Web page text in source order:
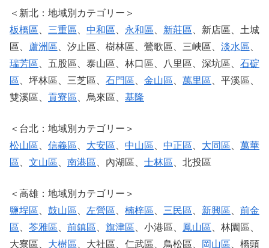
＜新北：地域別カテゴリー＞
板橋區、 三重區、 中和區、 永和區、 新莊區、新店區、土城
區、 蘆洲區、汐止區、樹林區、鶯歌區、三峽區、 淡水區、
瑞芳區、五股區、泰山區、林口區、八里區、深坑區、 石碇
區、坪林區、三芝區、 石門區、 金山區、 萬里區、平溪區、
雙溪區、 貢寮區、烏來區、 基隆
＜台北：地域別カテゴリー＞
松山區、 信義區、 大安區、 中山區、 中正區、 大同區、 萬華
區、 文山區、 南港區、內湖區、 士林區、北投區
＜高雄：地域別カテゴリー＞
鹽埕區、 鼓山區、 左營區、 楠梓區、 三民區、 新興區、 前金
區、 苓雅區、 前鎮區、 旗津區、小港區、 鳳山區、林園區、
大寮區、 大樹區、大社區、仁武區、鳥松區、 岡山區、橋頭